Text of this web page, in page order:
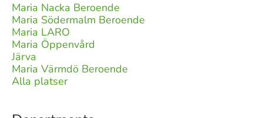
Maria Nacka Beroende
Maria Södermalm Beroende
Maria LARO
Maria Öppenvård
Järva
Maria Värmdö Beroende
Alla platser